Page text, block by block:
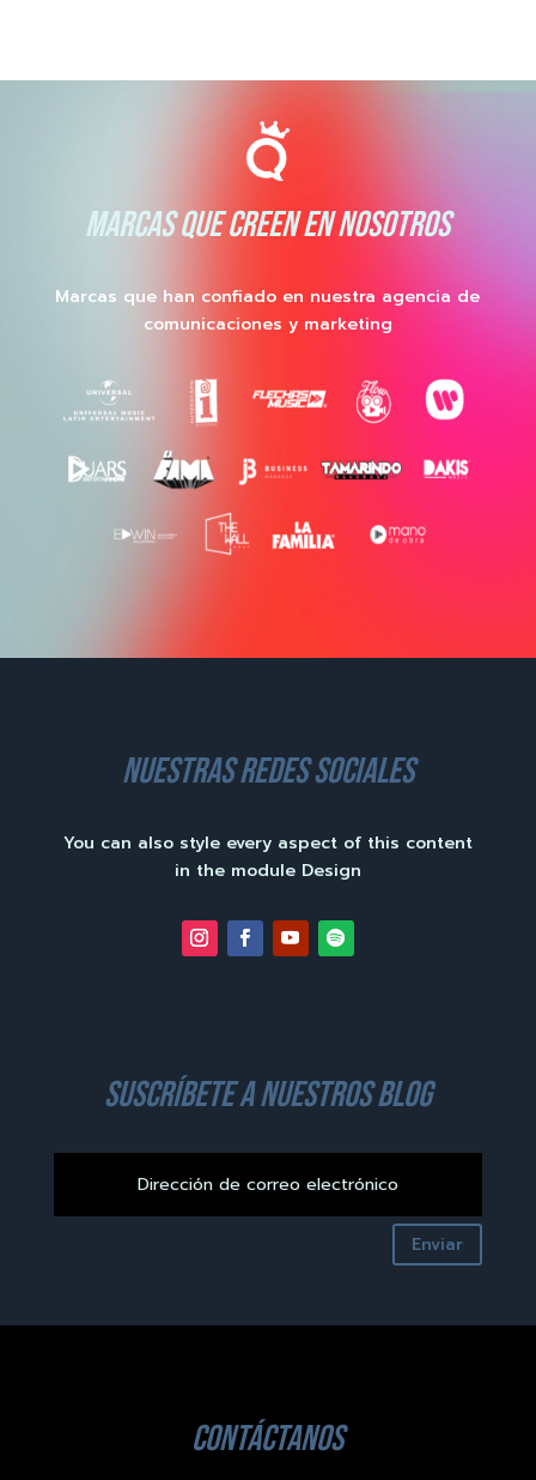
MARCAS QUE CREEN EN NOSOTROS
Marcas que han confiado en nuestra agencia de
comunicaciones y marketing
nuestras redes sociales
You can also style every aspect of this content
in the module Design
suscríbete a nuestros blog
Enviar
contáctanos